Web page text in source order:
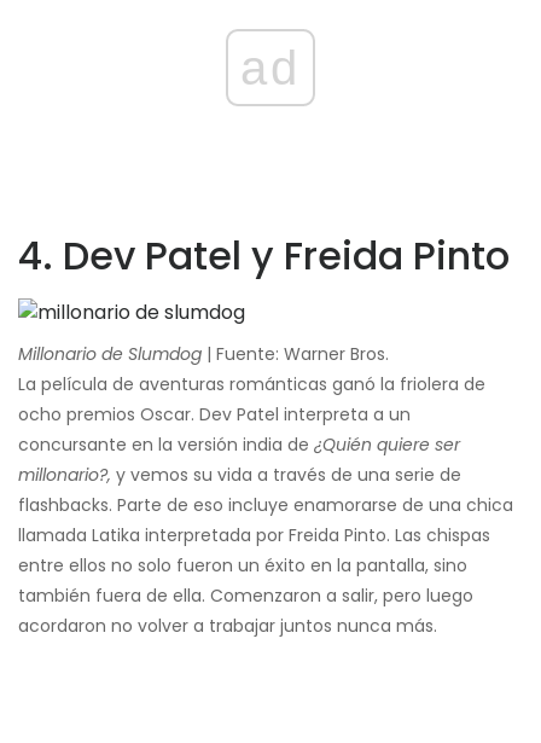
ad
4. Dev Patel y Freida Pinto
Millonario de Slumdog | Fuente: Warner Bros.
La película de aventuras románticas ganó la friolera de
ocho premios Oscar. Dev Patel interpreta a un
concursante en la versión india de ¿Quién quiere ser
millonario?, y vemos su vida a través de una serie de
flashbacks. Parte de eso incluye enamorarse de una chica
llamada Latika interpretada por Freida Pinto. Las chispas
entre ellos no solo fueron un éxito en la pantalla, sino
también fuera de ella. Comenzaron a salir, pero luego
acordaron no volver a trabajar juntos nunca más.